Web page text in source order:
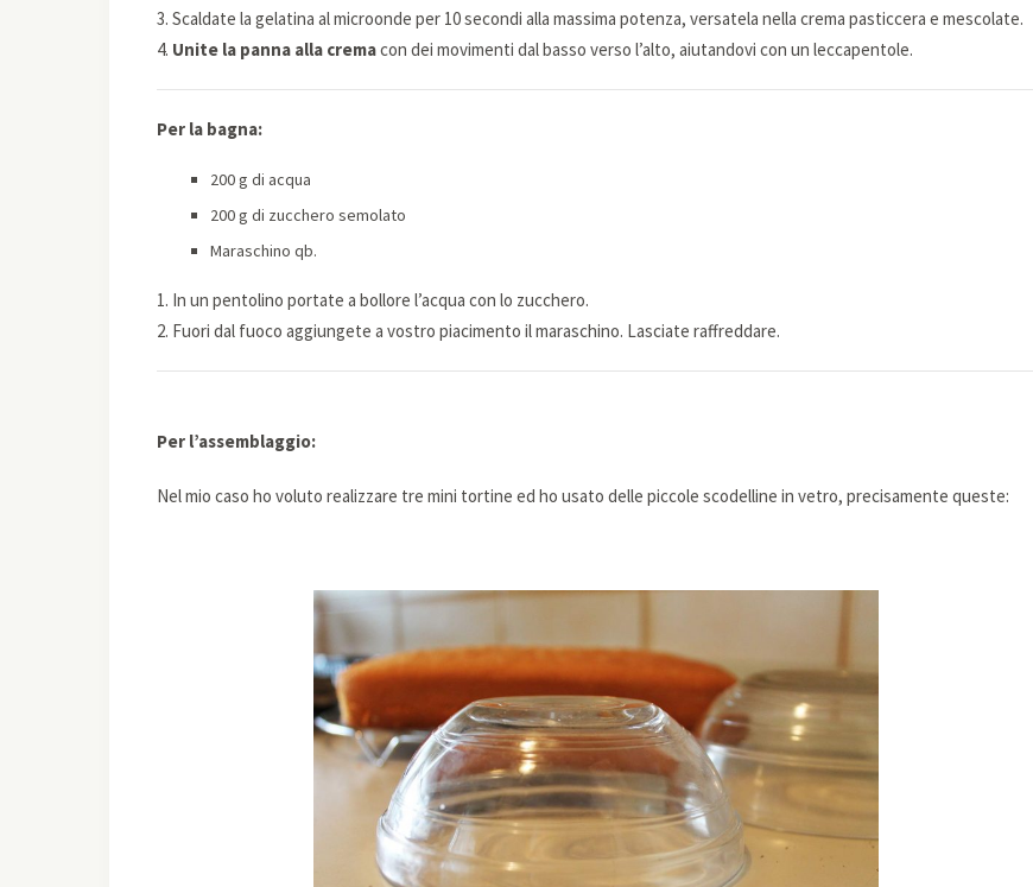
3. Scaldate la gelatina al microonde per 10 secondi alla massima potenza, versatela nella crema pasticcera e mescolate.
4. Unite la panna alla cremacon dei movimenti dal basso verso l’alto, aiutandovi con un leccapentole.
Per la bagna:
200 g di acqua
200 g di zucchero semolato
Maraschino qb.
1. In un pentolino portate a bollore l’acqua con lo zucchero.
2. Fuori dal fuoco aggiungete a vostro piacimento il maraschino. Lasciate raffreddare.
Per l’assemblaggio:
Nel mio caso ho voluto realizzare tre mini tortine ed ho usato delle piccole scodelline in vetro, precisamente queste: